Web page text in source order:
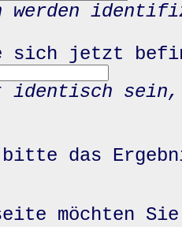
werden
sich jetzt
identisch
das
möchten